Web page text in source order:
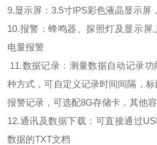
9.显示屏：3.5寸IPS彩色液晶显示屏
10.报警：蜂鸣器、探照灯及显示
电量报警
11.数据记录：测量数据自动记录
种方式，可自定义记录时间间隔，
报警记录，可选配8G存储卡 ， 其他容
12.通讯及数据下载：可直接通过
数据的TXT文档